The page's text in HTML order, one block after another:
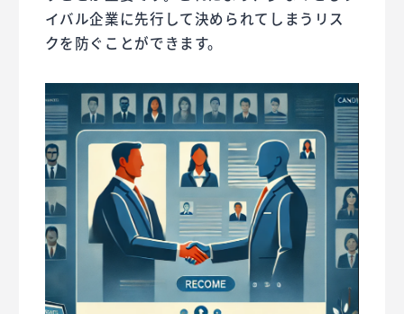
イバル企業に先行して決められてしまうリス
クを防ぐことができます。